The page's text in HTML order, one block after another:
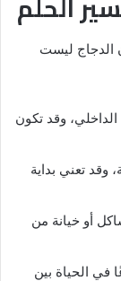
الدجاج ليست
الداخلي، وقد تكون
وقد تعني بداية
أو خيانة من
في الحياة بين